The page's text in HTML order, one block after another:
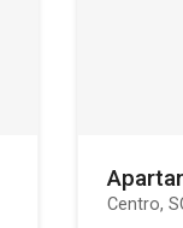
Centro,